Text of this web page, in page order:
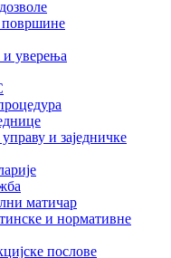
површине
и уверења
и заједничке
матичар
и нормативне
послове